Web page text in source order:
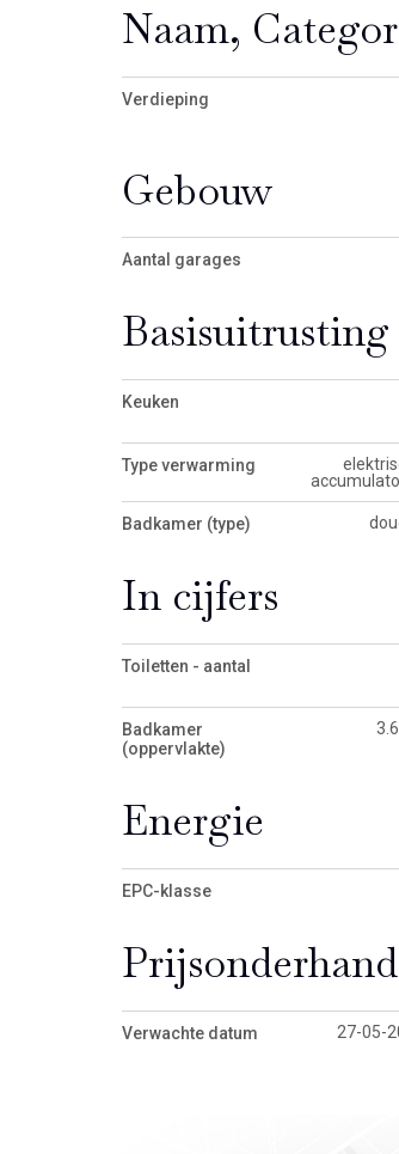
Naam,
Verdieping
Gebouw
Aantal garages
Basisuitrusting
Keuken
Type verwarming
Badkamer (type)
In cijfers
Toiletten - aantal
Badkamer
(oppervlakte)
Energie
EPC-klasse
Verwachte datum 27-05-